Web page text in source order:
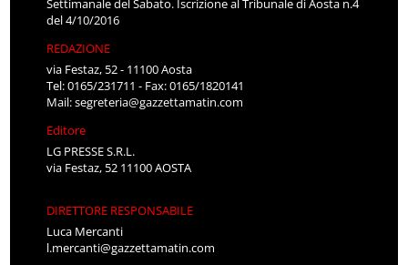
Settimanale del Sabato. Iscrizione al Tribunale di Aosta n.4
del 4/10/2016
REDAZIONE
via Festaz, 52 - 11100 Aosta
Tel: 0165/231711 - Fax: 0165/1820141
Mail:segreteria@gazzettamatin.com
Editore
LG PRESSE S.R.L.
via Festaz, 52 11100 AOSTA
DIRETTORE RESPONSABILE
Luca Mercanti
l.mercanti@gazzettamatin.com